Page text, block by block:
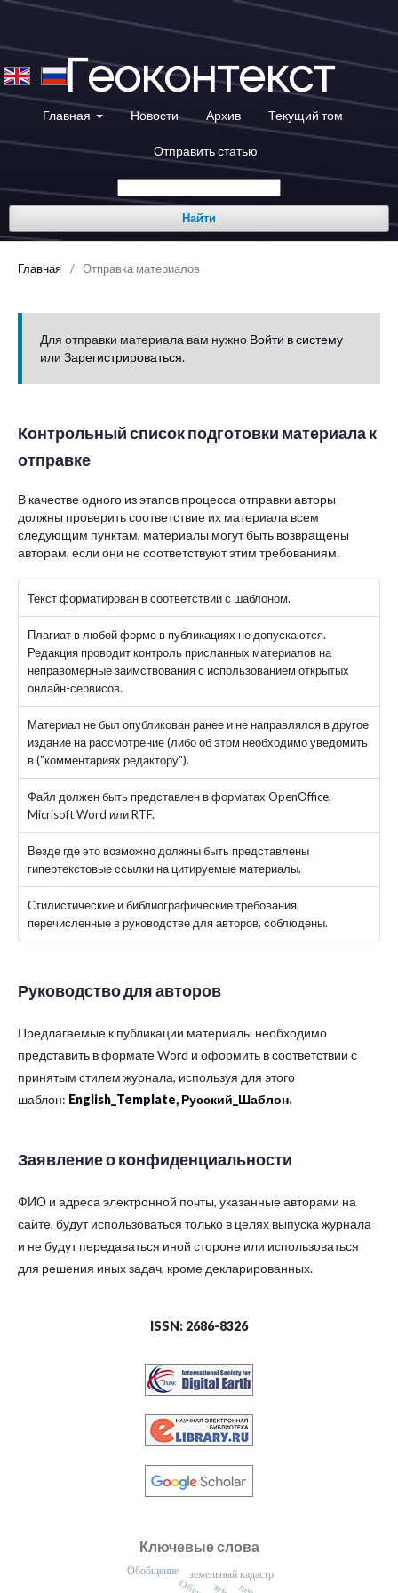
Геоконтекст
Главная Новости Архив Текущий том
Отправить статью
Найти
Главная / Отправка материалов
Для отправки материала вам нужно Войти в систему
или Зарегистрироваться.
Контрольный список подготовки материала к
отправке
В качестве одного из этапов процесса отправки авторы
должны проверить соответствие их материала всем
следующим пунктам, материалы могут быть возвращены
авторам, если они не соответствуют этим требованиям.
Текст форматирован в соответствии с шаблоном.
Плагиат в любой форме в публикациях не допускаются.
Редакция проводит контроль присланных материалов на
неправомерные заимствования с использованием открытых
онлайн-сервисов.
Материал не был опубликован ранее и не направлялся в другое
издание на рассмотрение (либо об этом необходимо уведомить
в ("комментариях редактору").
Файл должен быть представлен в форматах OpenOffice,
Micrisoft Word или RTF.
Везде где это возможно должны быть представлены
гипертекстовые ссылки на цитируемые материалы.
Стилистические и библиографические требования,
перечисленные в руководстве для авторов, соблюдены.
Руководство для авторов
Предлагаемые к публикации материалы необходимо
представить в формате Word и оформить в соответствии с
принятым стилем журнала, используя для этого
шаблон: English_Template, Русский_Шаблон.
Заявление о конфиденциальности
ФИО и адреса электронной почты, указанные авторами на
сайте, будут использоваться только в целях выпуска журнала
и не будут передаваться иной стороне или использоваться
для решения иных задач, кроме декларированных.
ISSN: 2686-8326
Ключевые слова
земельный кадастр
Обобщение